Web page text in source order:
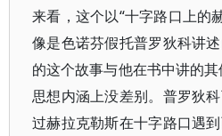
来看，这个以“十字路口上的
像是色诺芬假托普罗狄科讲
的这个故事与他在书中讲的
思想内涵上没差别。普罗狄
过赫拉克勒斯在十字路口遇